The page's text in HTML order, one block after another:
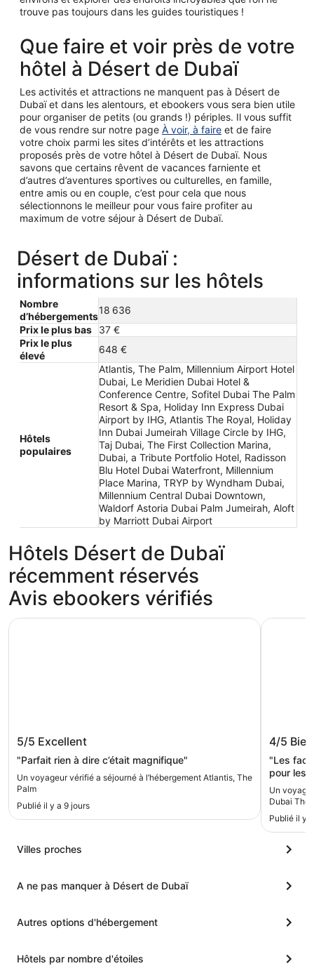
trouve pas toujours dans les guides touristiques !
Que faire et voir près de votre
hôtel à Désert de Dubaï
Les activités et attractions ne manquent pas à Désert de
Dubaï et dans les alentours, et ebookers vous sera bien utile
pour organiser de petits (ou grands !) périples. Il vous suffit
de vous rendre sur notre page À voir, à faire et de faire
votre choix parmi les sites d’intérêts et les attractions
proposés près de votre hôtel à Désert de Dubaï. Nous
savons que certains rêvent de vacances farniente et
d’autres d’aventures sportives ou culturelles, en famille,
entre amis ou en couple, c’est pour cela que nous
sélectionnons le meilleur pour vous faire profiter au
maximum de votre séjour à Désert de Dubaï.
Désert de Dubaï :
informations sur les hôtels
Nombre
d’hébergements
18 636
Prix le plus bas
37 €
Prix le plus
élevé
648 €
Hôtels
populaires
Atlantis, The Palm, Millennium Airport Hotel
Dubai, Le Meridien Dubai Hotel &
Conference Centre, Sofitel Dubai The Palm
Resort & Spa, Holiday Inn Express Dubai
Airport by IHG, Atlantis The Royal, Holiday
Inn Dubai Jumeirah Village Circle by IHG,
Taj Dubai, The First Collection Marina,
Dubai, a Tribute Portfolio Hotel, Radisson
Blu Hotel Dubai Waterfront, Millennium
Place Marina, TRYP by Wyndham Dubai,
Millennium Central Dubai Downtown,
Waldorf Astoria Dubai Palm Jumeirah, Aloft
by Marriott Dubai Airport
Hôtels Désert de Dubaï
récemment réservés
Avis ebookers vérifiés
Atlantis, The Palm
5/5 Excellent
"Parfait rien à dire c’était magnifique"
Un voyageur vérifié a séjourné à l’hébergement Atlantis, The
Palm
Publié il y a 9 jours
Atlantis, The Palm
Sofitel
4/5 Bien
"Les
pour les
la Palm
Un
Dubai The
Publié il y
Sofitel
Villes proches
A ne pas manquer à Désert de Dubaï
Autres options d'hébergement
Hôtels par nombre d'étoiles